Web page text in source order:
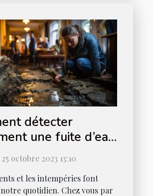
détecter
une fuite d’eau
?
octobre 2023 13:10
et les intempéries font
quotidien. Chez vous par